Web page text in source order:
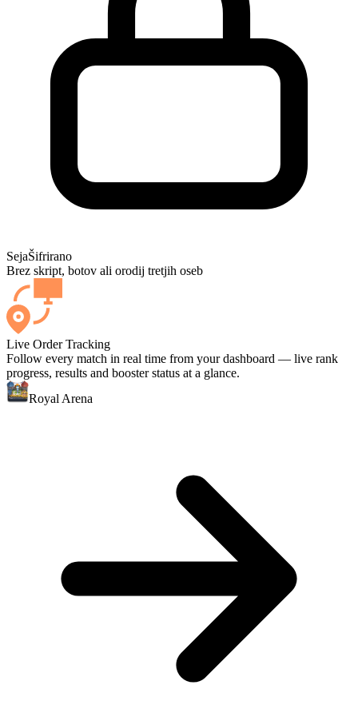
SejaŠifrirano
Brez skript, botov ali orodij tretjih oseb
Live Order Tracking
Follow every match in real time from your dashboard — live rank
progress, results and booster status at a glance.
Royal Arena